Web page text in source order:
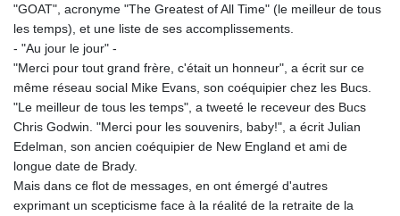
"GOAT", acronyme "The Greatest of All Time" (le meilleur de tous
les temps), et une liste de ses accomplissements.
- "Au jour le jour" -
"Merci pour tout grand frère, c'était un honneur", a écrit sur ce
même réseau social Mike Evans, son coéquipier chez les Bucs.
"Le meilleur de tous les temps", a tweeté le receveur des Bucs
Chris Godwin. "Merci pour les souvenirs, baby!", a écrit Julian
Edelman, son ancien coéquipier de New England et ami de
longue date de Brady.
Mais dans ce flot de messages, en ont émergé d'autres
exprimant un scepticisme face à la réalité de la retraite de la